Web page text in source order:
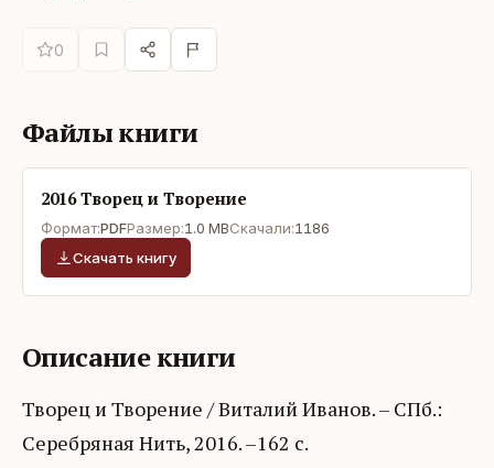
0
Файлы книги
2016 Творец и Творение
Формат:PDFРазмер:1.0 MBСкачали:1186
Скачать книгу
Описание книги
Творец и Творение / Виталий Иванов. – СПб.:
Серебряная Нить, 2016. –162 с.